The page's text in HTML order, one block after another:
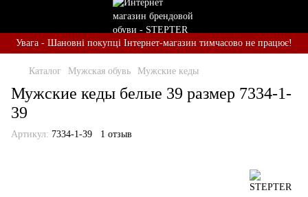
Увага - Шановні покупці Інтернет-магазин тимчасово не працює!
Каталог Мужская обувь Мужские кеды
Мужские кеды белые 39 размер 7334-1-
39
Артикул: 7334-1-39 1 отзыв